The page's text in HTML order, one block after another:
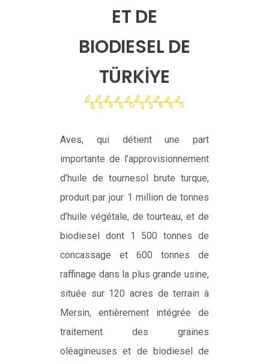
ET DE
BIODIESEL DE
TÜRKİYE
Aves, qui détient une part
importante de l’approvisionnement
d’huile de tournesol brute turque,
produit par jour 1 million de tonnes
d’huile végétale, de tourteau, et de
biodiesel dont 1 500 tonnes de
concassage et 600 tonnes de
raffinage dans la plus grande usine,
située sur 120 acres de terrain à
Mersin, entièrement intégrée de
traitement des graines
oléagineuses et de biodiesel de